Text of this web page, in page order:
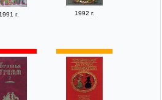
1991 г. 1992 г.